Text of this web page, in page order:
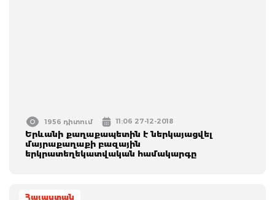
1956 դիտում 11:06 27-12-2018
Երևանի քաղաքապետին է ներկայացվել
մայրաքաղաքի բազային
երկրատեղեկատվական համակարգը
Հայաստան